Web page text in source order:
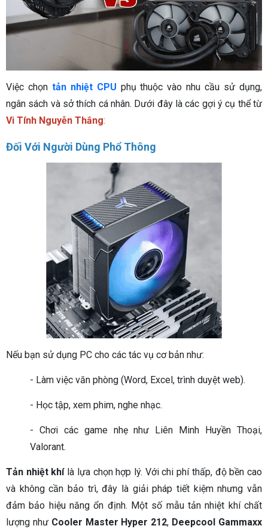
Việc chọn tản nhiệt CPU phụ thuộc vào nhu cầu sử dụng,
ngân sách và sở thích cá nhân. Dưới đây là các gợi ý cụ thể từ
Vi Tính Nguyễn Thắng:
Đối Với Người Dùng Phổ Thông
Nếu bạn sử dụng PC cho các tác vụ cơ bản như:
- Làm việc văn phòng (Word, Excel, trình duyệt web).
- Học tập, xem phim, nghe nhạc.
- Chơi các game nhẹ như Liên Minh Huyền Thoại,
Valorant.
Tản nhiệt khílà lựa chọn hợp lý. Với chi phí thấp, độ bền cao
và không cần bảo trì, đây là giải pháp tiết kiệm nhưng vẫn
đảm bảo hiệu năng ổn định. Một số mẫu tản nhiệt khí chất
lượng như Cooler Master Hyper 212, Deepcool Gammaxx